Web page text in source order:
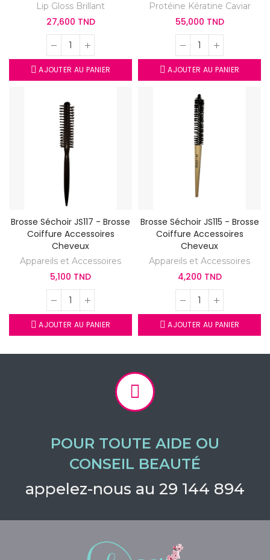
Lip Gloss Brillant
27,600 TND
AJOUTER AU PANIER
Protéine Kératine Caviar
55,000 TND
AJOUTER AU PANIER
Brosse Séchoir JS117 - Brosse
Coiffure Accessoires
Cheveux
Appareils et Accessoires
5,100 TND
AJOUTER AU PANIER
Brosse Séchoir JS115 - Brosse
Coiffure Accessoires
Cheveux
Appareils et Accessoires
4,200 TND
AJOUTER AU PANIER
POUR TOUTE AIDE OU
CONSEIL BEAUTÉ
appelez-nous au 29 144 894